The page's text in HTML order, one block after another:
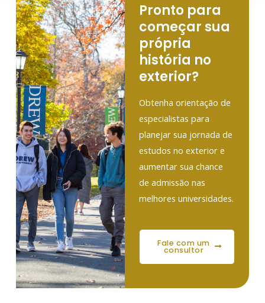
Pronto para
começar sua
própria
história no
exterior?
Obtenha orientação de
especialistas para
planejar sua jornada de
estudos no exterior e
aumentar sua chance
de admissão nas
melhores universidades.
fale com um
consultor